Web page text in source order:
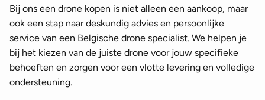
Bij ons een drone kopen is niet alleen een aankoop, maar
ook een stap naar deskundig advies en persoonlijke
service van een Belgische drone specialist. We helpen je
bij het kiezen van de juiste drone voor jouw specifieke
behoeften en zorgen voor een vlotte levering en volledige
ondersteuning.